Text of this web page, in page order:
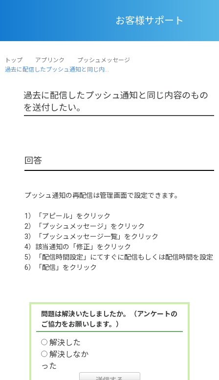
お客様サポート
トップ アプリンク
プッシュメッセージ
過去に配信したプッシュ通知と同じ内...
過去に配信したプッシュ通知と同じ内容のもの
を送付したい。
プッシュ通知の再配信は管理画面で設定できます。
1）「アピール」をクリック
2）「プッシュメッセージ」をクリック
3）「プッシュメッセージ一覧」をクリック
4）該当通知の「修正」をクリック
5）「配信時間設定」にてすぐに配信もしくは配信時間を設定
6）「配信」をクリック
問題は解決いたしましたか。（アンケートの
ご協力をお願いします。）
解決した
解決しなか
った